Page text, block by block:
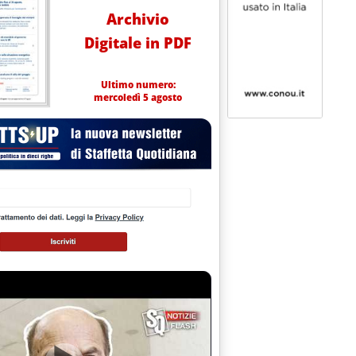
Archivio
Digitale in PDF
Ultimo numero:
mercoledì 5 agosto